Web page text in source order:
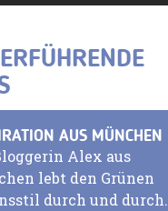
AUS MÜNCHEN
Alex aus
lebt den Grünen
durch und durch.